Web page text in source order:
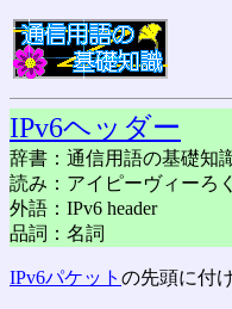
IPv6ヘッダー
辞書：通信用語の基礎知
読み：アイピーヴィーろ
外語：IPv6 header
品詞：名詞
IPv6パケット の先頭に付